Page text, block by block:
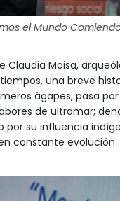
el Mundo
Moisa,
una breve
ágapes, pasa
de ultramar;
por su influencia
constante evolución.